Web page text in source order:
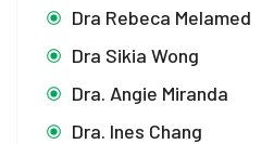
panel
satın al
Panel
Dra Rebeca Melamed
Dra Sikia Wong
Dra. Angie Miranda
Dra. Ines Chang